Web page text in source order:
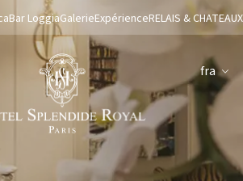
COLLECTION
Bar LoggiaGalerieExpérienceRELAIS & CHATEAUX
fra